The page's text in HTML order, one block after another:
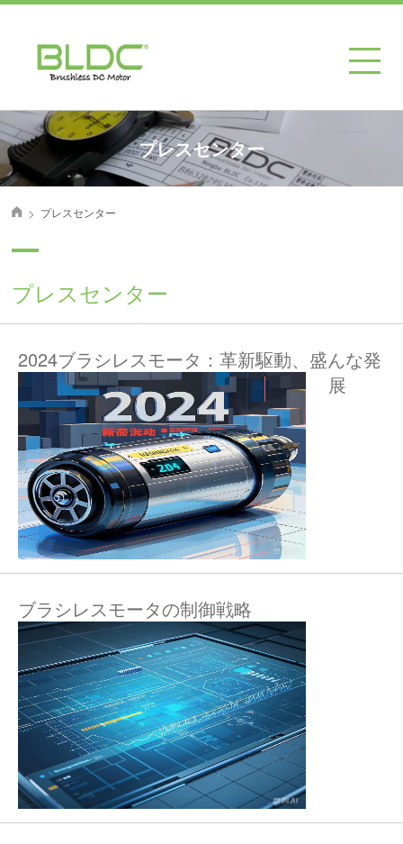
プレスセンター
首页
> プレスセンター
プレスセンター
2024ブラシレスモータ：革新駆動、盛んな発
展
ブラシレスモータの制御戦略